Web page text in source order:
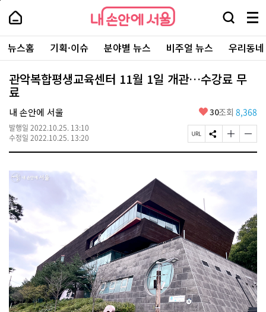
본
로
가
내
손
안
에
서
울
-
서
울
시
대
표
소
통
포
내
손
에
울
검
창
열
기
메
뉴
전
체
보
주
요
서
뉴스홈 기획·이슈 분야별 뉴스 비주얼 뉴스 우리동
관악복합평생교육센터 11월 1일 개관…수강료 무
료
내 손안에 서울
발행일 2022.10.25. 13:10
수정일 2022.10.25. 13:20
좋
요
30조회 8,368
페
이
복
사
S
N
하
기
글
자
기
기
글
자
경
하
기
페
상
단
로